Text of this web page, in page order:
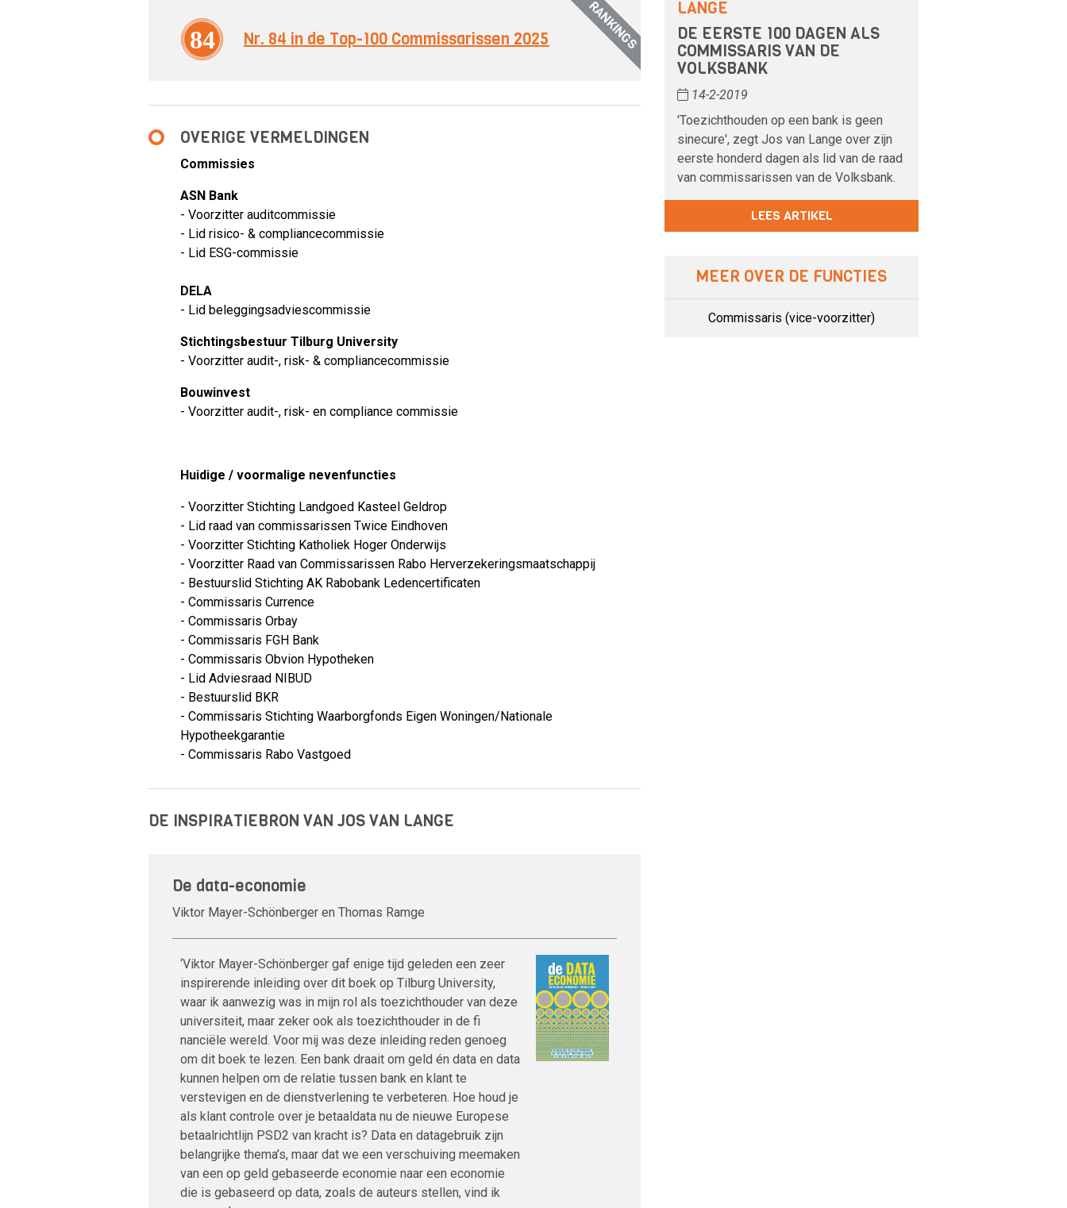
RANKINGS
84 Nr. 84 in de Top-100 Commissarissen 2025
OVERIGE VERMELDINGEN
Commissies
ASN Bank
- Voorzitter auditcommissie
- Lid risico- & compliancecommissie
- Lid ESG-commissie
DELA
- Lid beleggingsadviescommissie
Stichtingsbestuur Tilburg University
- Voorzitter audit-, risk- & compliancecommissie
Bouwinvest
- Voorzitter audit-, risk- en compliance commissie
Huidige / voormalige nevenfuncties
- Voorzitter Stichting Landgoed Kasteel Geldrop
- Lid raad van commissarissen Twice Eindhoven
- Voorzitter Stichting Katholiek Hoger Onderwijs
- Voorzitter Raad van Commissarissen Rabo Herverzekeringsmaatschappij
- Bestuurslid Stichting AK Rabobank Ledencertificaten
- Commissaris Currence
- Commissaris Orbay
- Commissaris FGH Bank
- Commissaris Obvion Hypotheken
- Lid Adviesraad NIBUD
- Bestuurslid BKR
- Commissaris Stichting Waarborgfonds Eigen Woningen/Nationale
Hypotheekgarantie
- Commissaris Rabo Vastgoed
DE INSPIRATIEBRON VAN JOS VAN LANGE
De data-economie
Viktor Mayer-Schönberger en Thomas Ramge
‘Viktor Mayer-Schönberger gaf enige tijd geleden een zeer
inspirerende inleiding over dit boek op Tilburg University,
waar ik aanwezig was in mijn rol als toezichthouder van deze
universiteit, maar zeker ook als toezichthouder in de fi
nanciële wereld. Voor mij was deze inleiding reden genoeg
om dit boek te lezen. Een bank draait om geld én data en data
kunnen helpen om de relatie tussen bank en klant te
verstevigen en de dienstverlening te verbeteren. Hoe houd je
als klant controle over je betaaldata nu de nieuwe Europese
betaalrichtlijn PSD2 van kracht is? Data en datagebruik zijn
belangrijke thema’s, maar dat we een verschuiving meemaken
van een op geld gebaseerde economie naar een economie
die is gebaseerd op data, zoals de auteurs stellen, vind ik
LANGE
DE EERSTE 100 DAGEN ALS
COMMISSARIS VAN DE
VOLKSBANK
14-2-2019
'Toezichthouden op een bank is geen
sinecure', zegt Jos van Lange over zijn
eerste honderd dagen als lid van de raad
van commissarissen van de Volksbank.
LEES ARTIKEL
MEER OVER DE FUNCTIES
Commissaris (vice-voorzitter)